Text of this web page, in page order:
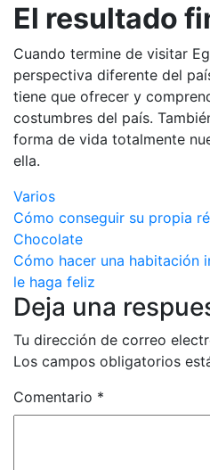
El resultado
Cuando termine de visitar
perspectiva diferente del
tiene que ofrecer y
costumbres del país.
forma de vida totalmente
ella.
Varios
Navegación
de
entradas
Cómo conseguir su propia
Chocolate
Cómo hacer una habitación
le haga feliz
Deja una
Tu dirección de correo
Los campos obligatorios
Comentario *